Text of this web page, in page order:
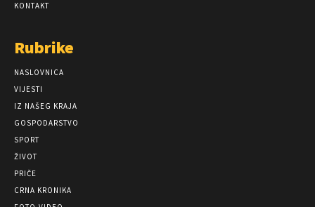
KONTAKT
Rubrike
NASLOVNICA
VIJESTI
IZ NAŠEG KRAJA
GOSPODARSTVO
SPORT
ŽIVOT
PRIČE
CRNA KRONIKA